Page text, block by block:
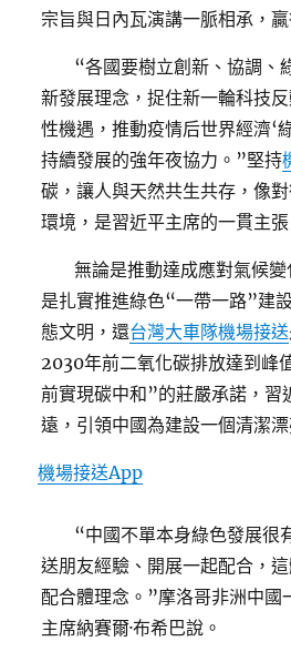
宗旨與日內瓦演講一脈相承，
“各國要樹立創新、協調、
新發展理念，捉住新一輪科技
性機遇，推動疫情后世界經濟‘
持續發展的強年夜協力。”堅持
碳，讓人與天然共生共存，像
環境，是習近平主席的一貫主張
無論是推動達成應對氣候
是扎實推進綠色“一帶一路”建
態文明，還台灣大車隊機場接送
2030年前二氧化碳排放達到峰
前實現碳中和”的莊嚴承諾，習
遠，引領中國為建設一個清潔
機場接送App
“中國不單本身綠色發展很
送朋友經驗、開展一起配合，
配合體理念。”摩洛哥非洲中國
主席納賽爾·布希巴說。